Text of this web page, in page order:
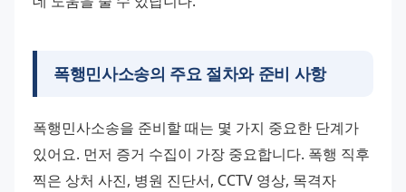
폭행민사소송의 주요 절차와 준비 사항
폭행민사소송을 준비할 때는 몇 가지 중요한 단계가
있어요. 먼저 증거 수집이 가장 중요합니다. 폭행 직후
찍은 상처 사진, 병원 진단서, CCTV 영상, 목격자